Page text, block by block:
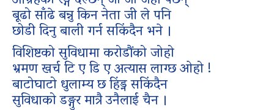
बूढो साँढे बन्नु किन नेता जी ले पनि
छोडी दिनु बाली गर्न सकिंदैन भने ।
विशिष्टको सुविधामा करोडौंको जोहो
भ्रमण खर्च टि ए डि ए अत्यास लाग्छ ओहो !
बाटोघाटो धुलाम्य छ हिंड्न सकिंदैन
सुविधाको डङ्गुर मात्रै उनैलाई चैन ।